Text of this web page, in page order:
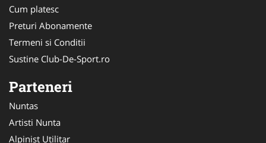
Cum platesc
Preturi Abonamente
Termeni si Conditii
Sustine Club-De-Sport.ro
Parteneri
Nuntas
Artisti Nunta
Alpinist Utilitar